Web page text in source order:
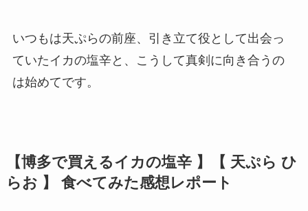
いつもは天ぷらの前座、引き立て役として出会っ
ていたイカの塩辛と、こうして真剣に向き合うの
は始めてです。
【博多で買えるイカの塩辛 】【 天ぷら ひ
らお 】 食べてみた感想レポート